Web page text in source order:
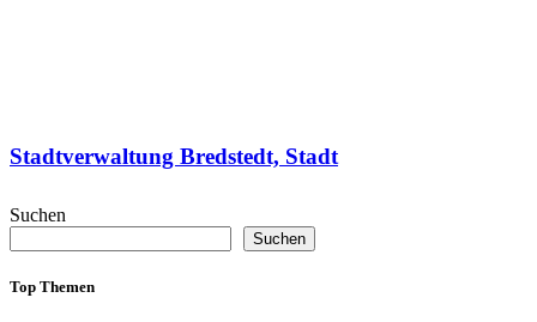
Stadtverwaltung Bredstedt, Stadt
Suchen
Suchen
Top Themen